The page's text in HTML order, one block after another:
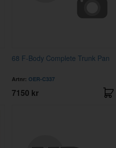
68 F-Body Complete Trunk Pan
Artnr: OER-C337
7150 kr